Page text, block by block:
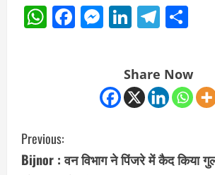
WhatsApp
Facebook
Messenger
LinkedIn
Share Now
C
o
Previous:
Bijnor : वन विभाग ने पिंजरे में कैद किया